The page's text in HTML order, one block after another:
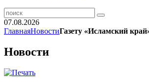
07.08.2026
ГлавнаяНовостиГазету «Исламский
Новости